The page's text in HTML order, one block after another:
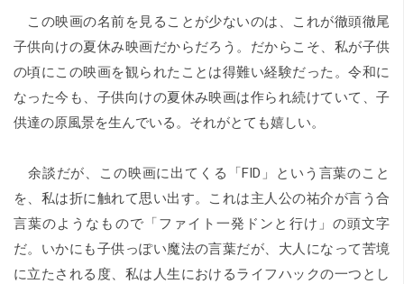
この映画の名前を見ることが少ないのは、これが徹頭徹尾
子供向けの夏休み映画だからだろう。だからこそ、私が子供
の頃にこの映画を観られたことは得難い経験だった。令和に
なった今も、子供向けの夏休み映画は作られ続けていて、子
供達の原風景を生んでいる。それがとても嬉しい。
余談だが、この映画に出てくる「FID」という言葉のこと
を、私は折に触れて思い出す。これは主人公の祐介が言う合
言葉のようなもので「ファイト一発ドンと行け」の頭文字
だ。いかにも子供っぽい魔法の言葉だが、大人になって苦境
に立たされる度、私は人生におけるライフハックの一つとし